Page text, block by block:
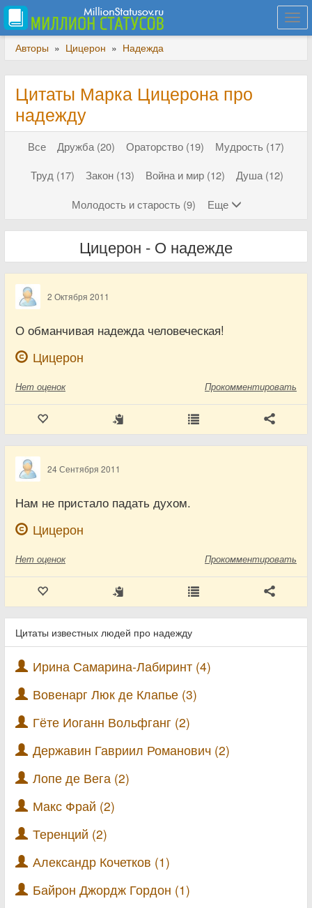
Авторы » Цицерон » Надежда
Цитаты Марка Цицерона про
надежду
Все Дружба (20) Ораторство (19)
Мудрость (17)
Труд (17)
Закон (13) Война и мир (12)
Душа (12)
Молодость и старость (9)
Еще
Цицерон - О надежде
2 Октября 2011
О обманчивая надежда человеческая!
Цицерон
Нет оценок Прокомментировать
24 Сентября 2011
Нам не пристало падать духом.
Цицерон
Нет оценок Прокомментировать
Цитаты известных людей про надежду
Ирина Самарина-Лабиринт (4)
Вовенарг Люк де Клапье (3)
Гёте Иоганн Вольфганг (2)
Державин Гавриил Романович (2)
Лопе де Вега (2)
Макс Фрай (2)
Теренций (2)
Александр Кочетков (1)
Байрон Джордж Гордон (1)